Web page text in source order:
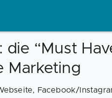
die “Must
Marketing
Facebook/